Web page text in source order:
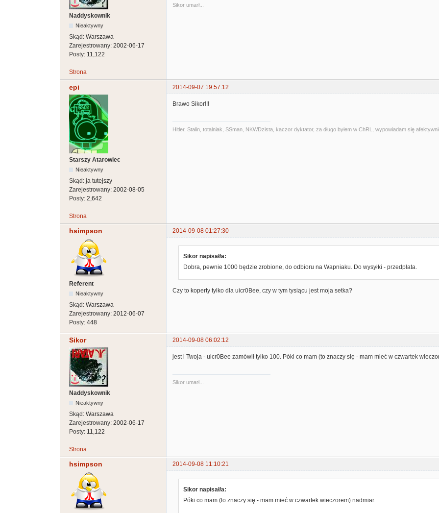
Naddyskownik
Nieaktywny
Skąd: Warszawa
Zarejestrowany: 2002-06-17
Posty: 11,122
Sikor umarł...
Strona
epi 2014-09-07 19:57:12
Starszy Atarowiec
Nieaktywny
Skąd: ja tutejszy
Zarejestrowany: 2002-08-05
Posty: 2,642
Brawo Sikor!!!
Hitler, Stalin, totalniak, SSman, NKWDzista, kaczor dyktator, za długo byłem w ChRL, wypowiadam się
Strona
hsimpson 2014-09-08 01:27:30
Referent
Nieaktywny
Skąd: Warszawa
Zarejestrowany: 2012-06-07
Posty: 448
Sikor napisał/a:
Dobra, pewnie 1000 będzie zrobione, do odbioru na Wapniaku. Do wysyłki - przedpłata.
Czy to koperty tylko dla uicr0Bee, czy w tym tysiącu jest moja setka?
Sikor 2014-09-08 06:02:12
Naddyskownik
Nieaktywny
Skąd: Warszawa
Zarejestrowany: 2002-06-17
Posty: 11,122
jest i Twoja - uicr0Bee zamówił tylko 100. Póki co mam (to znaczy się - mam mieć w czwartek
Sikor umarł...
Strona
hsimpson 2014-09-08 11:10:21
Sikor napisał/a:
Póki co mam (to znaczy się - mam mieć w czwartek wieczorem) nadmiar.